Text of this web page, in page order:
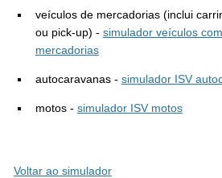
veículos de mercadorias (inclui
ou pick-up) - simulador veículos
mercadorias
autocaravanas - simulador ISV
motos - simulador ISV motos
Voltar ao simulador